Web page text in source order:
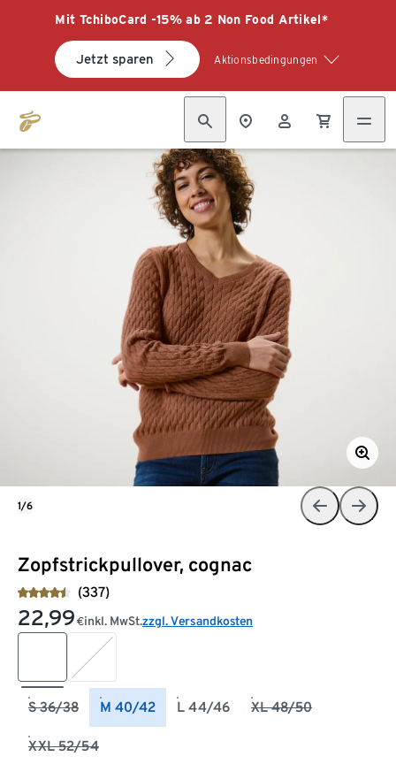
Mit TchiboCard -15% ab 2 Non Food Artikel*
Jetzt sparen Aktionsbedingungen
Zopfstrickpullover, cognac
(337)
22,99 €inkl. MwSt.zzgl. Versandkosten
S 36/38 M 40/42 L 44/46 XL 48/50
XXL 52/54
1/6